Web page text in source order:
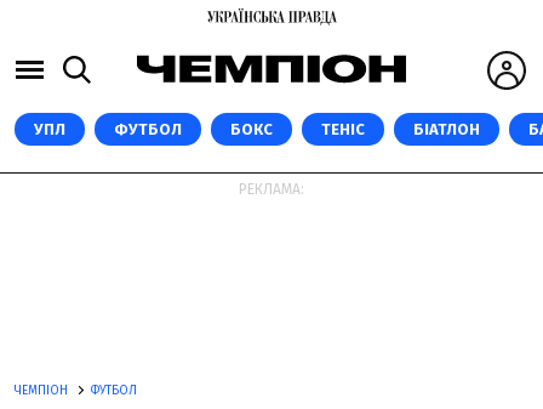
УПЛ ФУТБОЛ БОКС ТЕНІС БІАТЛОН
РЕКЛАМА:
ЧЕМПІОН ФУТБОЛ